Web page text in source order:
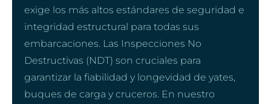
exige los más altos estándares de seguridad e
integridad estructural para todas sus
embarcaciones. Las Inspecciones No
Destructivas (NDT) son cruciales para
garantizar la fiabilidad y longevidad de yates,
buques de carga y cruceros. En nuestro